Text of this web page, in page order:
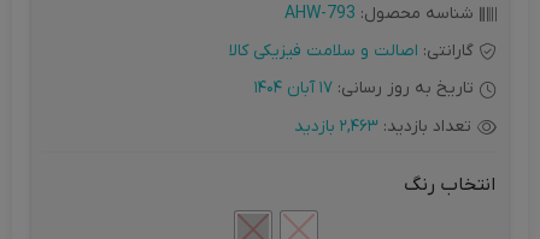
شناسه محصول: AHW-793
گارانتی: اصالت و سلامت فیزیکی کالا
تاریخ به روز رسانی: 17 آبان 1404
تعداد بازدید: 2,463 بازدید
انتخاب رنگ